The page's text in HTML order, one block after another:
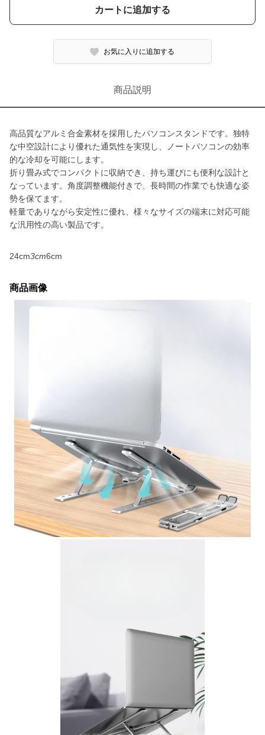
カートに追加する
お気に入りに追加する
商品説明
高品質なアルミ合金素材を採用したパソコンスタンドです。独特
な中空設計により優れた通気性を実現し、ノートパソコンの効率
的な冷却を可能にします。
折り畳み式でコンパクトに収納でき、持ち運びにも便利な設計と
なっています。角度調整機能付きで、長時間の作業でも快適な姿
勢を保てます。
軽量でありながら安定性に優れ、様々なサイズの端末に対応可能
な汎用性の高い製品です。
24cm3cm6cm
商品画像